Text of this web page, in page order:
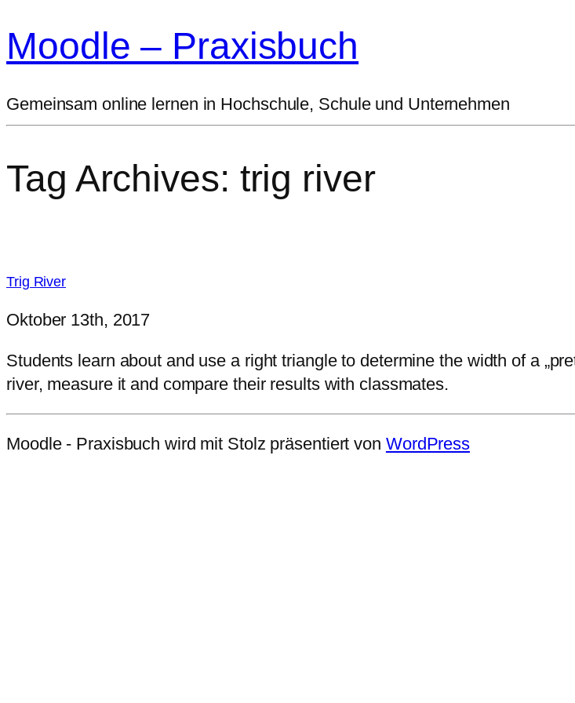
Moodle – Praxisbuch
Gemeinsam online lernen in Hochschule, Schule und Unternehmen
Tag Archives: trig river
Trig River
Oktober 13th, 2017
Students learn about and use a right triangle to determine the width of a
river, measure it and compare their results with classmates.
Moodle - Praxisbuch wird mit Stolz präsentiert von WordPress